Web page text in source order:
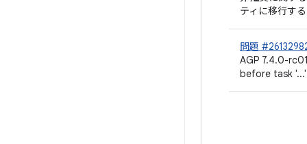
ティに移行する
問題
AGP 7.4.0-
before task